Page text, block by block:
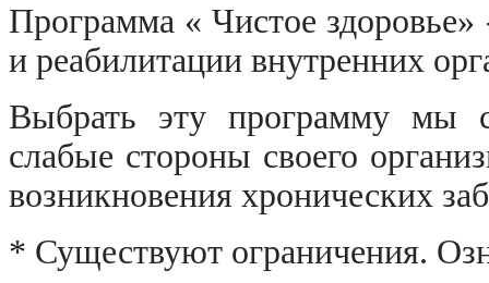
Программа « Чистое
и реабилитации внутренних
Выбрать эту программу мы
слабые стороны своего
возникновения хронических
* Существуют ограничения.